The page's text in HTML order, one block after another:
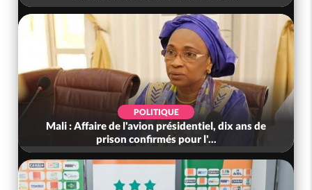
POLITIQUE
Mali : Affaire de l'avion présidentiel, dix ans de
prison confirmés pour l'...